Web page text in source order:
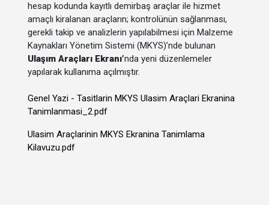
hesap kodunda kayıtlı demirbaş araçlar ile hizmet
amaçlı kiralanan araçların; kontrolünün sağlanması,
gerekli takip ve analizlerin yapılabilmesi için Malzeme
Kaynakları Yönetim Sistemi (MKYS)’nde bulunan
Ulaşım Araçları Ekranı’nda yeni düzenlemeler
yapılarak kullanıma açılmıştır.
Genel Yazi - Tasitlarin MKYS Ulasim Araçlari Ekranina
Tanimlanmasi_2.pdf
Ulasim Araçlarinin MKYS Ekranina Tanimlama
Kilavuzu.pdf